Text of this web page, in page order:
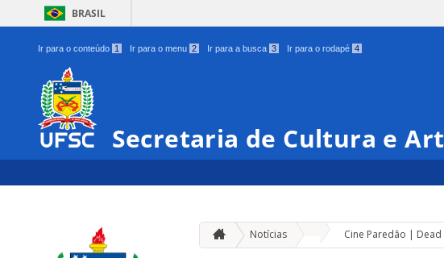
BRASIL
Ir para o conteúdo 1 Ir para o menu 2 Ir para a busca 3 Ir para o rodapé 4
Secretaria de Cultura e
Notícias Cine Paredão | Dead